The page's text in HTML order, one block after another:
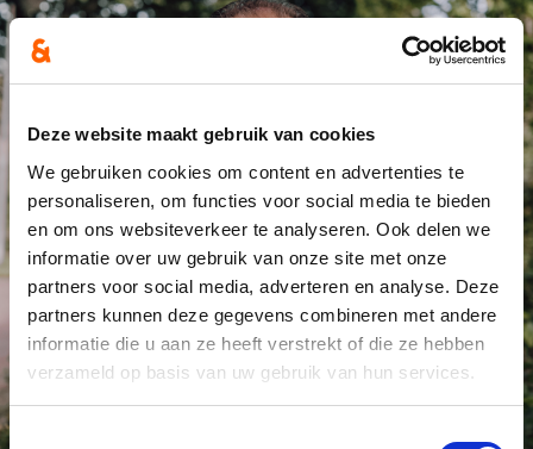
Deze website maakt gebruik van cookies
We gebruiken cookies om content en advertenties te
personaliseren, om functies voor social media te bieden
en om ons websiteverkeer te analyseren. Ook delen we
informatie over uw gebruik van onze site met onze
partners voor social media, adverteren en analyse. Deze
partners kunnen deze gegevens combineren met andere
informatie die u aan ze heeft verstrekt of die ze hebben
verzameld op basis van uw gebruik van hun services.
Toestemmingsselectie